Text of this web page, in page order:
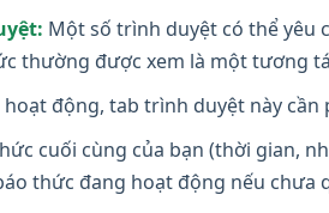
Một số trình duyệt có thể yêu
thường được xem là một tương
động, tab trình duyệt này cần
cuối cùng của bạn (thời gian,
thức đang hoạt động nếu chưa